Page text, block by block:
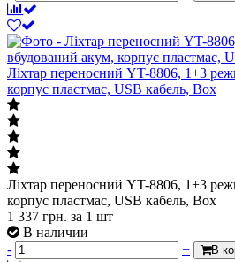
Ліхтар переносний YT-8806, 1+3
корпус пластмас, USB кабель, Box
Ліхтар переносний YT-8806, 1+3
корпус пластмас, USB кабель, Box
1 337 грн. за 1 шт
В наличии
-
+ В